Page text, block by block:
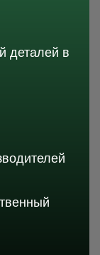
деталей в